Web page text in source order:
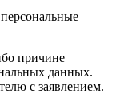
причине
данных.
с заявлением.